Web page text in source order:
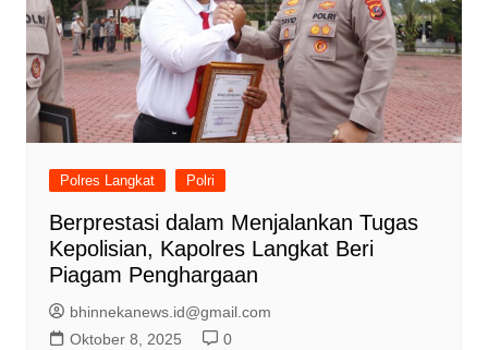
Polres Langkat Polri
Berprestasi dalam Menjalankan Tugas
Kepolisian, Kapolres Langkat Beri
Piagam Penghargaan
bhinnekanews.id@gmail.com
Oktober 8, 2025
0